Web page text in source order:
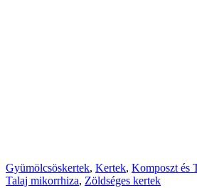
Gyümölcsöskertek, Kertek, Komposzt és
Talaj mikorrhiza, Zöldséges kertek